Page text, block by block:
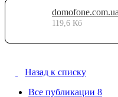
119,6 Кб
Назад к списку
Все публикации 8